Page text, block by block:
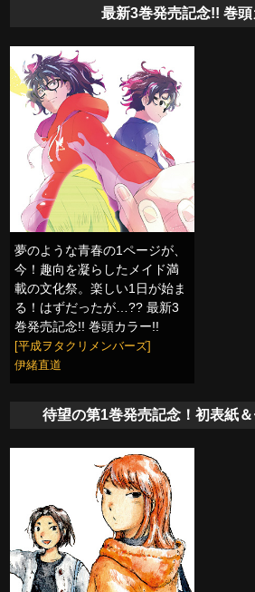
最新3巻発売記念!! 巻
夢のような青春の1ページが、
今！趣向を凝らしたメイド満
載の文化祭。楽しい1日が始ま
る！はずだったが…?? 最新3
巻発売記念!! 巻頭カラー!!
[平成ヲタクリメンバーズ]
伊緒直道
待望の第1巻発売記念！初表紙